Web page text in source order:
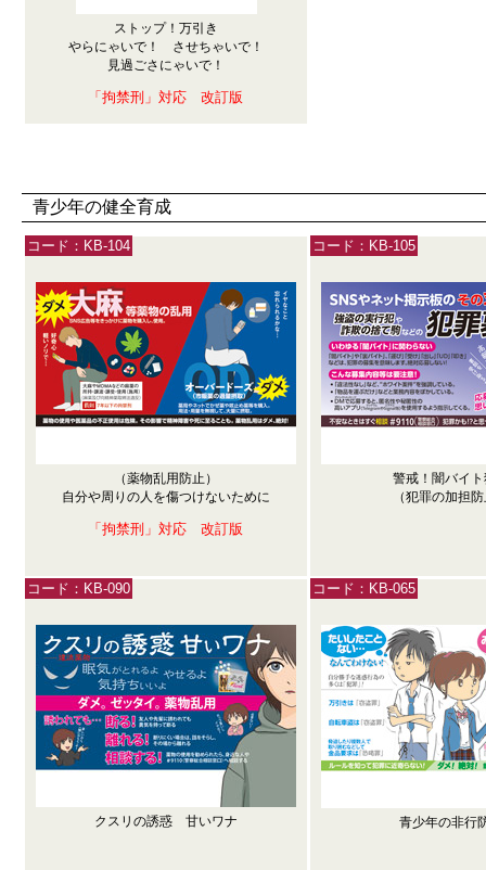
ストップ！万引き
やらにゃいで！ させちゃいで！
見過ごさにゃいで！
「拘禁刑」対応 改訂版
青少年の健全育成
コード：KB-104
（薬物乱用防止）
自分や周りの人を傷つけないために
「拘禁刑」対応 改訂版
コード：KB-105
警戒！闇バイ
（犯罪の加担
コード：KB-090
クスリの誘惑 甘いワナ
コード：KB-065
青少年の非行